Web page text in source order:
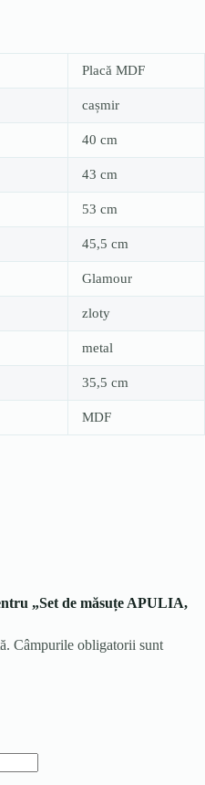
Placă MDF
cașmir
40 cm
43 cm
53 cm
45,5 cm
Glamour
zloty
metal
35,5 cm
MDF
„Set de măsuțe APULIA,
Câmpurile obligatorii sunt